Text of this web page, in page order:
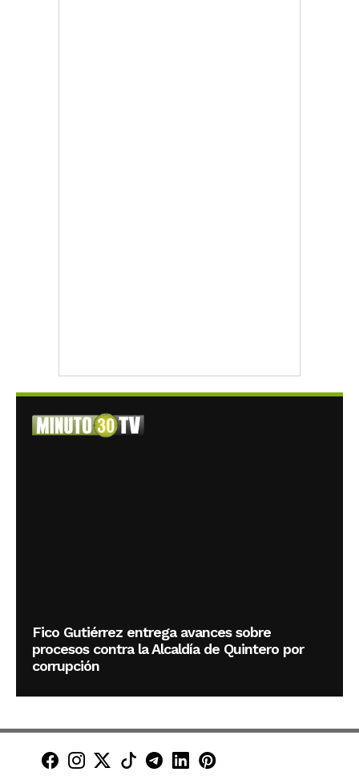
Fico Gutiérrez entrega avances sobre
procesos contra la Alcaldía de Quintero por
corrupción
Minuto30 en Facebook
Minuto30 en Instagram
Minuto30 en X (Twitter)
Minuto30 en TikTok
Canal de Minuto30 en
Minuto30 en LinkedIn
Minuto30 en